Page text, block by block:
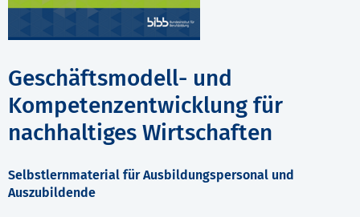
Geschäftsmodell- und
Kompetenzentwicklung für
nachhaltiges Wirtschaften
Selbstlernmaterial für Ausbildungspersonal und
Auszubildende